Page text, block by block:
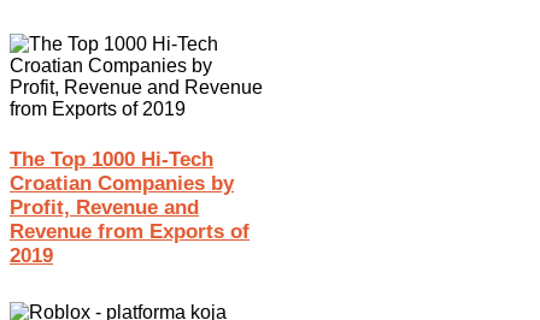
The Top 1000 Hi-Tech
Croatian Companies by
Profit, Revenue and
Revenue from Exports of
2019